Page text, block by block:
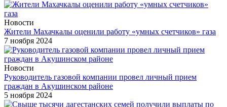
Новости
Жители Махачкалы оценили работу «умных счетчиков» газа
7 ноября 2024
Новости
Руководитель газовой компании провел личный прием
граждан в Акушинском районе
5 ноября 2024